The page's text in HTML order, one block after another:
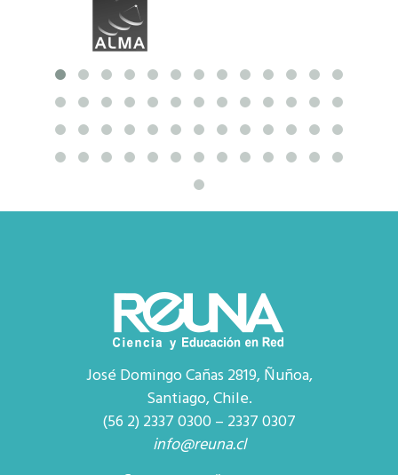
José Domingo Cañas 2819, Ñuñoa,
Santiago, Chile.
(56 2) 2337 0300 – 2337 0307
info@reuna.cl